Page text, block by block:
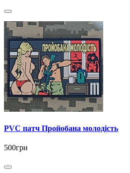
PVC патч Пройобана молодість
500грн